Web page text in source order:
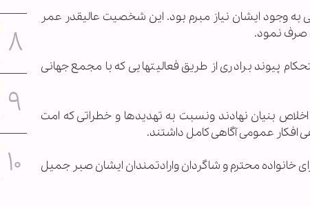
به وجود ایشان نیاز مبرم بود. این شخصیت عالیقدر عمر
صرف نمود.
پیوند برادری از طریق فعالیتهایی كه با مجمع جهانی
بنیان نهادند ونسبت به تهدیدها و خطراتی كه امت
افكار عمومی آگاهی كامل داشتند.
خانواده محترم و شاگردان وارادتمندان ایشان صبر جمیل